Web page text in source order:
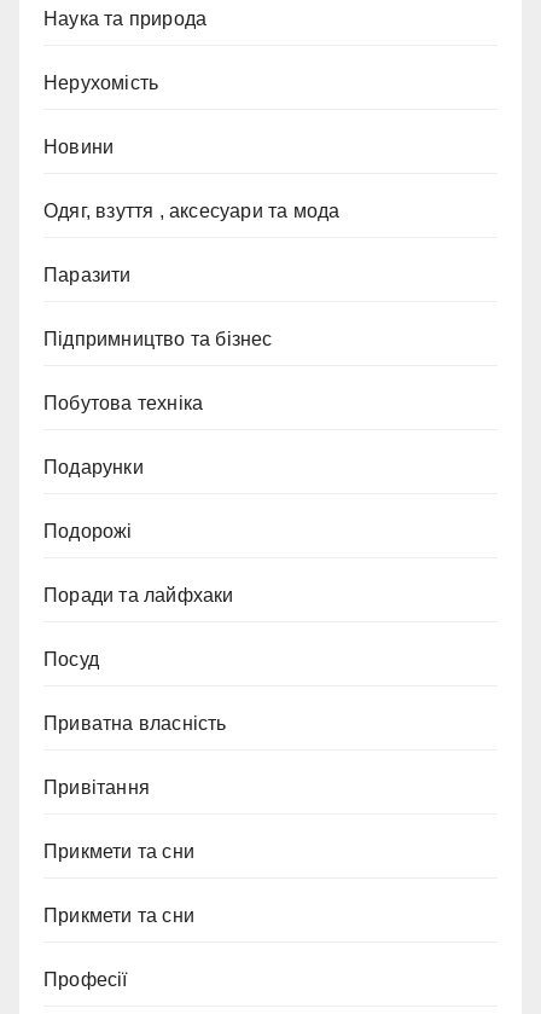
Наука та природа
Нерухомість
Новини
Одяг, взуття , аксесуари та мода
Паразити
Підпримництво та бізнес
Побутова техніка
Подарунки
Подорожі
Поради та лайфхаки
Посуд
Приватна власність
Привітання
Прикмети та сни
Прикмети та сни
Професії